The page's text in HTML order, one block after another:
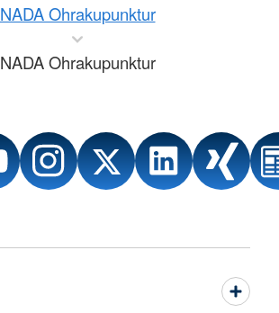
NADA Ohrakupunktur
NADA Ohrakupunktur